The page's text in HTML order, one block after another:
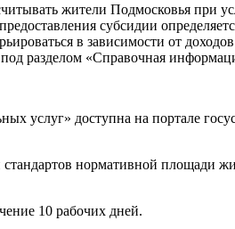
жители Подмосковья
субсидии
в зависимости от
разделом «Справочная
услуг» доступна на портале
стандартов нормативной
10 рабочих дней.